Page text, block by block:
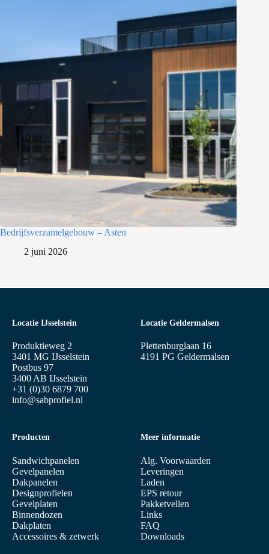
Bedrijfsverzamelgebouw – Asten
2 juni 2026
Locatie IJsselstein
Produktieweg 2
3401 MG IJsselstein
Postbus 97
3400 AB IJsselstein
+31 (0)30 6879 700
info@sabprofiel.nl
Producten
Sandwichpanelen
Gevelpanelen
Dakpanelen
Designprofielen
Gevelplaten
Binnendozen
Dakplaten
Accessoires & zetwerk
Meer informatie
Alg. Voorwaarden
Leveringen
Laden
EPS retour
Pakketvellen
Links
FAQ
Downloads
Locatie Geldermalsen
Plettenburglaan 16
4191 PG Geldermalsen